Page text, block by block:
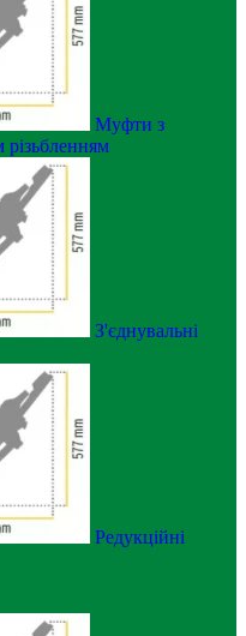
Муфти з
різьбленням
З'єднувальні
Редукційні